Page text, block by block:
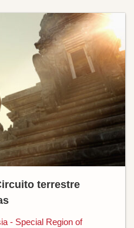
terrestre
- Special Region of